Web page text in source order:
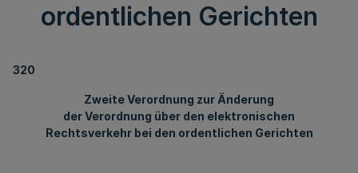
ordentlichen Gerichten
320
Zweite Verordnung zur Änderung
der Verordnung über den elektronischen
Rechtsverkehr bei den ordentlichen Gerichten